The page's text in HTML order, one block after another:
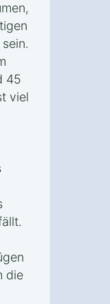
45
viel
die